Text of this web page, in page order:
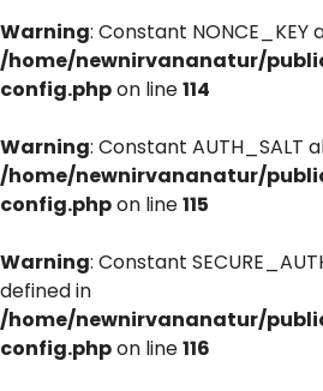
Warning: Constant
/home/newnirvananatur/
config.phpon line114
Warning: Constant AUTH_SALT
/home/newnirvananatur/
config.phpon line115
Warning: Constant
defined in
/home/newnirvananatur/
config.phpon line116